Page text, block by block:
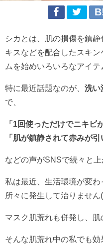
シカとは、肌の損傷を鎮
キスなどを配合したスキ
ムを始めいろいろなアイテ
特に最近話題なのが、 洗い
で、
「1回使っただけでニキビ
「肌が鎮静されて赤みが引
などの声がSNSで続々と上
私は最近、生活環境が変
所々に発生して治りません
マスク肌荒れも併発し、
そんな肌荒れ中の私でも